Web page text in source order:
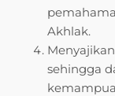
Akhlak.
sehingga